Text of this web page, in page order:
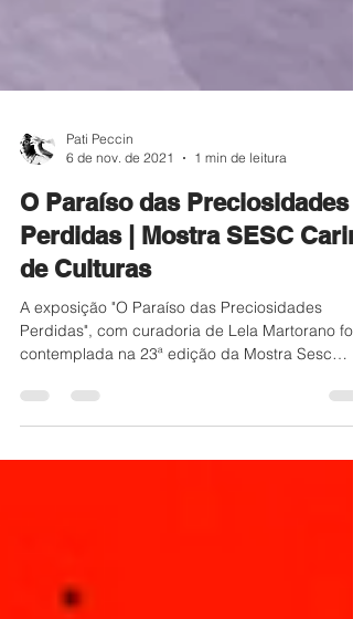
6 de nov. de 2021
1 min de leitura
O Paraíso das Preciosidades
Perdidas | Mostra SESC Cariri
de Culturas
A exposição "O Paraíso das Preciosidades
contemplada na 23ª edição da Mostra Sesc
Cariri...